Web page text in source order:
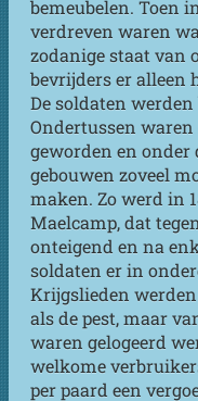
bemeubelen. Toen
verdreven waren
zodanige staat van
bevrijders er alleen
De soldaten
Ondertussen waren
geworden en onder
gebouwen zoveel
maken. Zo werd in
Maelcamp, dat
onteigend en na
soldaten er in
Krijgslieden
als de pest, maar
waren gelogeerd
welkome
per paard een